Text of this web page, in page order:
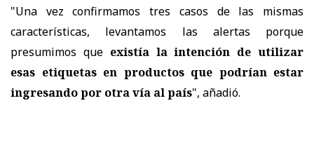
"Una vez confirmamos tres casos de las mismas
características, levantamos las alertas porque
presumimos que existía la intención de utilizar
esas etiquetas en productos que podrían estar
ingresando por otra vía al país", añadió.